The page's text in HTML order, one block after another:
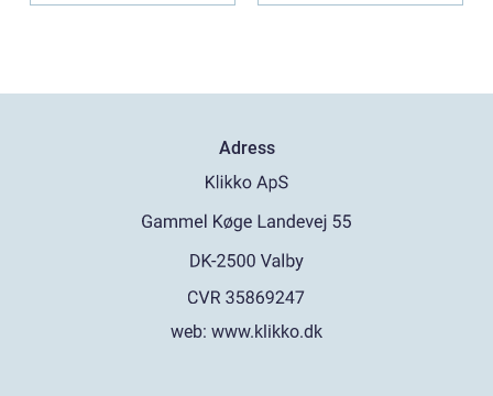
Adress
web: www.klikko.dk